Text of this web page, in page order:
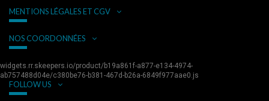
MENTIONS LÉGALES ET CGV
NOS COORDONNÉES
widgets.rr.skeepers.io/product/b19a861f-a877-e134-4974-
ab757488d04e/c380be76-b381-467d-b26a-6849f977aae0.js
FOLLOW US